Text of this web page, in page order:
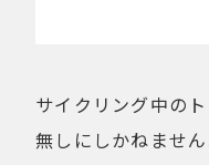
サイクリング中の
無しにしかねませ